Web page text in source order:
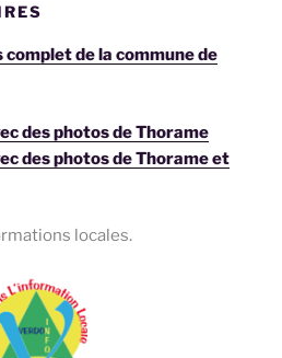
de la commune de
des photos de Thorame
des photos de Thorame et
locales.